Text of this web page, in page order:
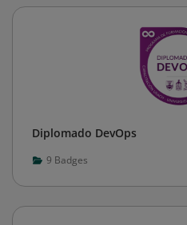
Diplomado DevOps
9 Badges